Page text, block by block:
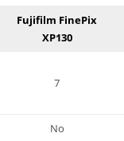
Fujifilm FinePix
XP130
7
No